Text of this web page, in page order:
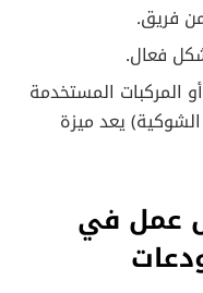
فريق.
فعال.
المركبات المستخدمة
يعد ميزة
عمل في